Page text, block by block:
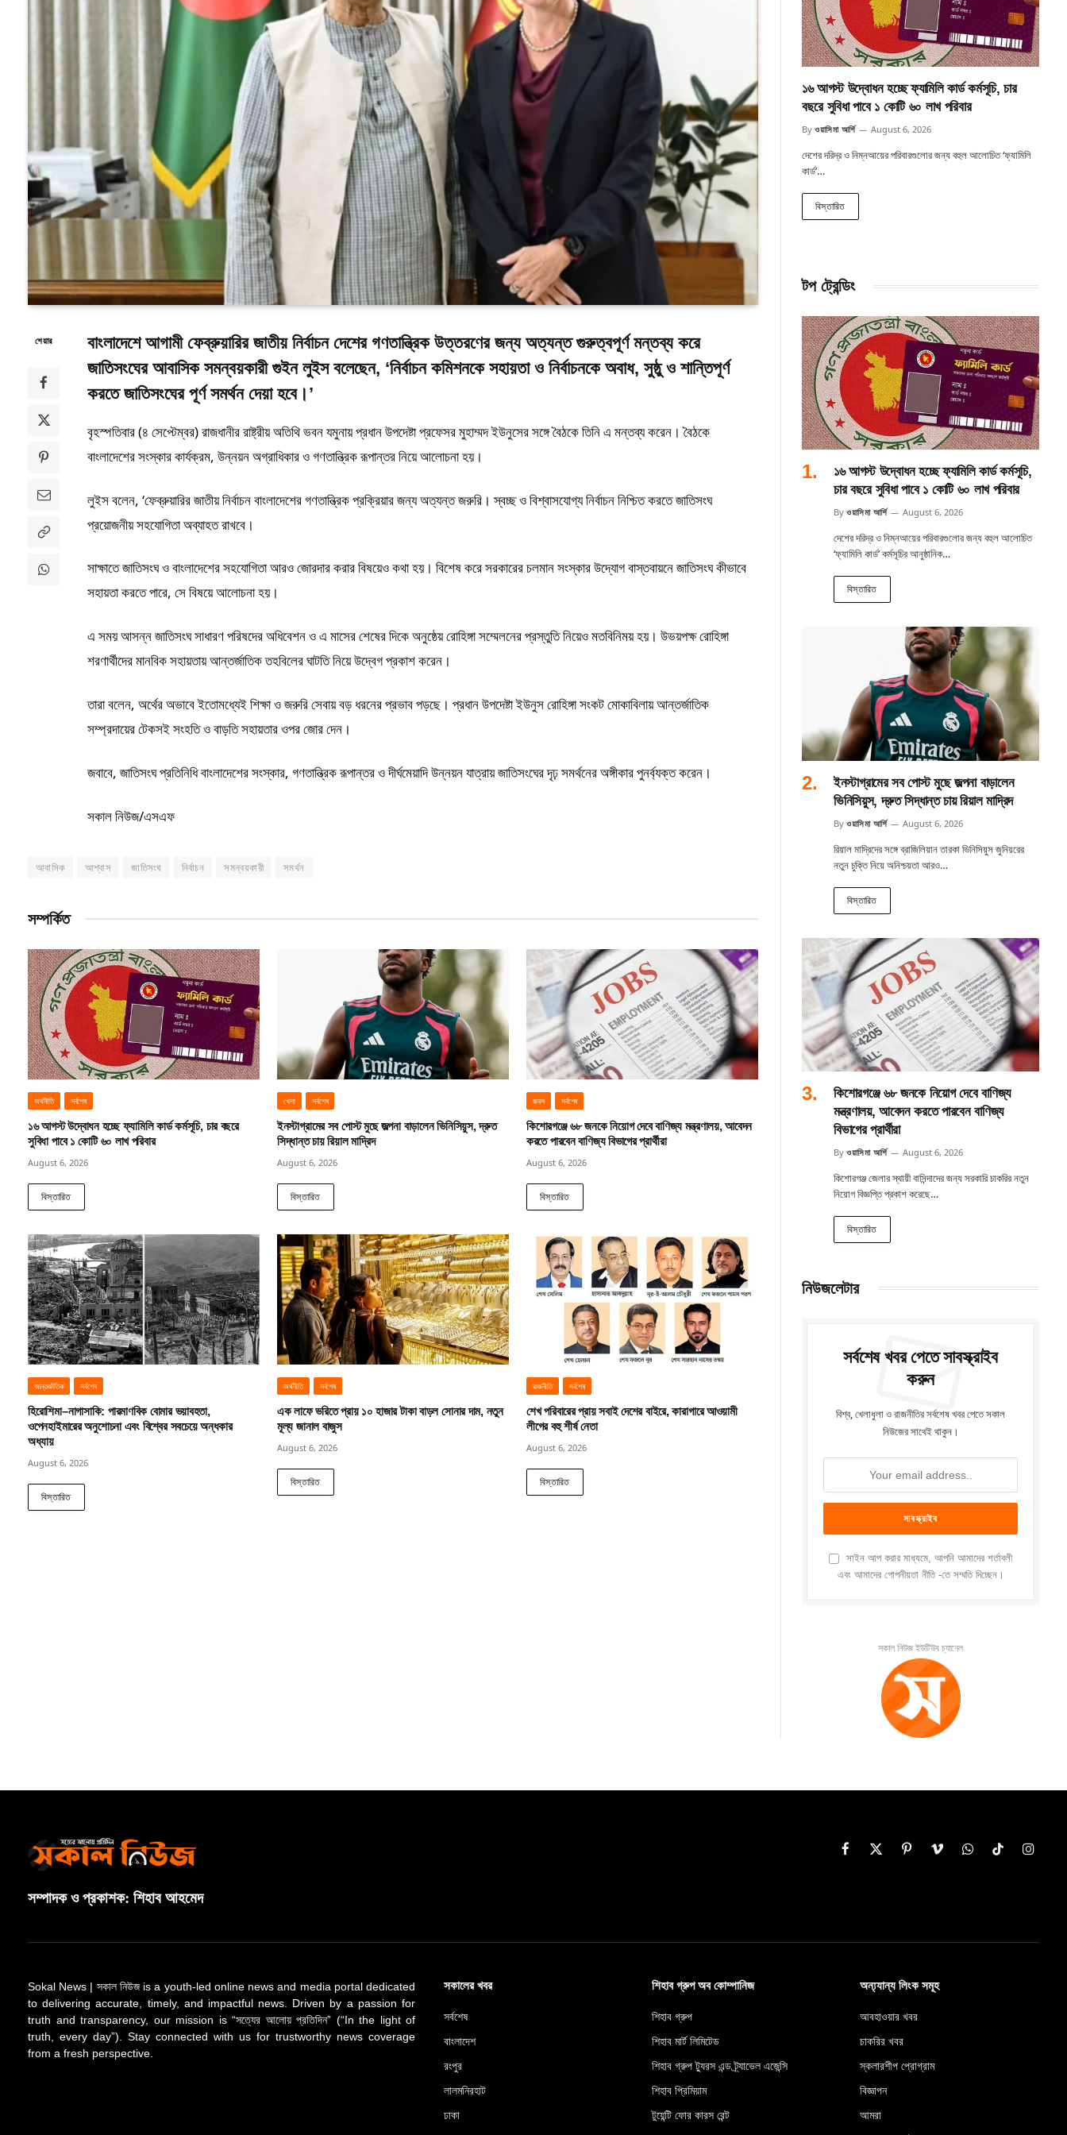
শেয়ার
বাংলাদেশে আগামী ফেব্রুয়ারির জাতীয় নির্বাচন দেশের গণতান্ত্রিক উত্তরণের জন্য অত্যন্ত গুরুত্বপূর্ণ মন্তব্য করে
জাতিসংঘের আবাসিক সমন্বয়কারী গুইন লুইস বলেছেন, ‘নির্বাচন কমিশনকে সহায়তা ও নির্বাচনকে অবাধ, সুষ্ঠু ও শান্তিপূর্ণ
করতে জাতিসংঘের পূর্ণ সমর্থন দেয়া হবে।’
বৃহস্পতিবার (৪ সেপ্টেম্বর) রাজধানীর রাষ্ট্রীয় অতিথি ভবন যমুনায় প্রধান উপদেষ্টা প্রফেসর মুহাম্মদ ইউনুসের সঙ্গে বৈঠকে তিনি এ মন্তব্য করেন। বৈঠকে
বাংলাদেশের সংস্কার কার্যক্রম, উন্নয়ন অগ্রাধিকার ও গণতান্ত্রিক রূপান্তর নিয়ে আলোচনা হয়।
লুইস বলেন, ‘ফেব্রুয়ারির জাতীয় নির্বাচন বাংলাদেশের গণতান্ত্রিক প্রক্রিয়ার জন্য অত্যন্ত জরুরি। স্বচ্ছ ও বিশ্বাসযোগ্য নির্বাচন নিশ্চিত করতে জাতিসংঘ
প্রয়োজনীয় সহযোগিতা অব্যাহত রাখবে।
সাক্ষাতে জাতিসংঘ ও বাংলাদেশের সহযোগিতা আরও জোরদার করার বিষয়েও কথা হয়। বিশেষ করে সরকারের চলমান সংস্কার উদ্যোগ বাস্তবায়নে জাতিসংঘ কীভাবে
সহায়তা করতে পারে, সে বিষয়ে আলোচনা হয়।
এ সময় আসন্ন জাতিসংঘ সাধারণ পরিষদের অধিবেশন ও এ মাসের শেষের দিকে অনুষ্ঠেয় রোহিঙ্গা সম্মেলনের প্রস্তুতি নিয়েও মতবিনিময় হয়। উভয়পক্ষ রোহিঙ্গা
শরণার্থীদের মানবিক সহায়তায় আন্তর্জাতিক তহবিলের ঘাটতি নিয়ে উদ্বেগ প্রকাশ করেন।
তারা বলেন, অর্থের অভাবে ইতোমধ্যেই শিক্ষা ও জরুরি সেবায় বড় ধরনের প্রভাব পড়ছে। প্রধান উপদেষ্টা ইউনুস রোহিঙ্গা সংকট মোকাবিলায় আন্তর্জাতিক
সম্প্রদায়ের টেকসই সংহতি ও বাড়তি সহায়তার ওপর জোর দেন।
জবাবে, জাতিসংঘ প্রতিনিধি বাংলাদেশের সংস্কার, গণতান্ত্রিক রূপান্তর ও দীর্ঘমেয়াদি উন্নয়ন যাত্রায় জাতিসংঘের দৃঢ় সমর্থনের অঙ্গীকার পুনর্ব্যক্ত করেন।
সকাল নিউজ/এসএফ
আবাসিক আশ্বাস জাতিসংঘ নির্বাচন সমন্বয়কারী সমর্থন
সম্পর্কিত
অর্থনীতি সর্বশেষ
১৬ আগস্ট উদ্বোধন হচ্ছে ফ্যামিলি কার্ড কর্মসূচি, চার বছরে
সুবিধা পাবে ১ কোটি ৬০ লাখ পরিবার
August 6, 2026
বিস্তারিত
খেলা সর্বশেষ
ইনস্টাগ্রামের সব পোস্ট মুছে জল্পনা বাড়ালেন ভিনিসিয়ুস, দ্রুত
সিদ্ধান্ত চায় রিয়াল মাদ্রিদ
August 6, 2026
বিস্তারিত
জবস সর্বশেষ
কিশোরগঞ্জে ৬৮ জনকে নিয়োগ দেবে বাণিজ্য মন্ত্রণালয়, আবেদন
করতে পারবেন বাণিজ্য বিভাগের প্রার্থীরা
August 6, 2026
বিস্তারিত
আন্তর্জাতিক সর্বশেষ
হিরোশিমা–নাগাসাকি: পারমাণবিক বোমার ভয়াবহতা,
ওপেনহাইমারের অনুশোচনা এবং বিশ্বের সবচেয়ে অন্ধকার
অধ্যায়
August 6, 2026
বিস্তারিত
অর্থনীতি সর্বশেষ
এক লাফে ভরিতে প্রায় ১০ হাজার টাকা বাড়ল সোনার দাম, নতুন
মূল্য জানাল বাজুস
August 6, 2026
বিস্তারিত
রাজনীতি সর্বশেষ
শেখ পরিবারের প্রায় সবাই দেশের বাইরে, কারাগারে আওয়ামী
লীগের বহু শীর্ষ নেতা
August 6, 2026
বিস্তারিত
১৬ আগস্ট উদ্বোধন হচ্ছে ফ্যামিলি কার্ড কর্মসূচি, চার
বছরে সুবিধা পাবে ১ কোটি ৬০ লাখ পরিবার
By ওয়াসিমা আর্শি August 6, 2026
দেশের দরিদ্র ও নিম্নআয়ের পরিবারগুলোর জন্য বহুল আলোচিত ‘ফ্যামিলি
কার্ড’…
বিস্তারিত
টপ ট্রেন্ডিং
১৬ আগস্ট উদ্বোধন হচ্ছে ফ্যামিলি কার্ড কর্মসূচি,
চার বছরে সুবিধা পাবে ১ কোটি ৬০ লাখ পরিবার
By ওয়াসিমা আর্শি August 6, 2026
দেশের দরিদ্র ও নিম্নআয়ের পরিবারগুলোর জন্য বহুল আলোচিত
‘ফ্যামিলি কার্ড’ কর্মসূচির আনুষ্ঠানিক…
বিস্তারিত
ইনস্টাগ্রামের সব পোস্ট মুছে জল্পনা বাড়ালেন
ভিনিসিয়ুস, দ্রুত সিদ্ধান্ত চায় রিয়াল মাদ্রিদ
By ওয়াসিমা আর্শি August 6, 2026
রিয়াল মাদ্রিদের সঙ্গে ব্রাজিলিয়ান তারকা ভিনিসিয়ুস জুনিয়রের
নতুন চুক্তি নিয়ে অনিশ্চয়তা আরও…
বিস্তারিত
কিশোরগঞ্জে ৬৮ জনকে নিয়োগ দেবে বাণিজ্য
মন্ত্রণালয়, আবেদন করতে পারবেন বাণিজ্য
বিভাগের প্রার্থীরা
By ওয়াসিমা আর্শি August 6, 2026
কিশোরগঞ্জ জেলার স্থায়ী বাসিন্দাদের জন্য সরকারি চাকরির নতুন
নিয়োগ বিজ্ঞপ্তি প্রকাশ করেছে…
বিস্তারিত
নিউজলেটার
সর্বশেষ খবর পেতে সাবস্ক্রাইব
করুন
বিশ্ব, খেলাধুলা ও রাজনীতির সর্বশেষ খবর পেতে সকাল
নিউজের সাথেই থাকুন।
সাইন আপ করার মাধ্যমে, আপনি আমাদের শর্তাবলী
এবং আমাদের গোপনীয়তা নীতি -তে সম্মতি দিচ্ছেন।
সকাল নিউজ ইউটিউব চ্যানেল
সম্পাদক ও প্রকাশক: শিহাব আহমেদ
Facebook
X
PinterestVimeoWhatsAppTikTok
Sokal News | সকাল নিউজ is a youth-led online news and media portal dedicated
to delivering accurate, timely, and impactful news. Driven by a passion for
truth and transparency, our mission is “সত্যের আলোয় প্রতিদিন” (“In the light of
truth, every day”). Stay connected with us for trustworthy news coverage
from a fresh perspective.
সকালের খবর
সর্বশেষ
বাংলাদেশ
রংপুর
লালমনিরহাট
ঢাকা
শিহাব গ্রুপ অব কোম্পানিজ
শিহাব গ্রুপ
শিহাব মার্ট লিমিটেড
শিহাব গ্রুপ ট্যুরস এন্ড ট্র্যাভেল এজেন্সি
শিহাব প্রিমিয়াম
টুয়েন্টি ফোর কারস রেন্ট
অন্য্যান্য লিংক সমূহ
আবহাওয়ার খবর
চাকরির খবর
স্কলারশীপ প্রোগ্রাম
বিজ্ঞাপন
আমরা